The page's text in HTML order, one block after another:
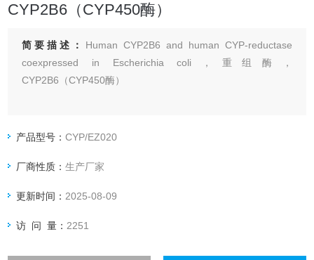
CYP2B6（CYP450酶）
简要描述： Human CYP2B6 and human CYP-reductase
coexpressed in Escherichia coli，重组酶，
CYP2B6（CYP450酶）
产品型号：CYP/EZ020
厂商性质：生产厂家
更新时间： 2025-08-09
访 问 量： 2251